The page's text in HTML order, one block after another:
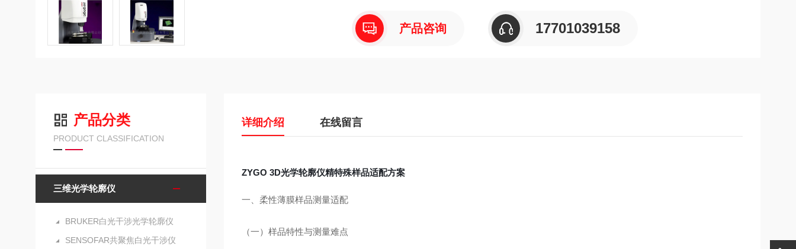
产品咨询 17701039158
产品分类
PRODUCT CLASSIFICATION
三维光学轮廓仪
BRUKER白光干涉光学轮廓仪
SENSOFAR共聚焦白光干涉仪
详细介绍 在线留言
ZYGO 3D光学轮廓仪精特殊样品适配方案
一、柔性薄膜样品测量适配
（一）样品特性与测量难点